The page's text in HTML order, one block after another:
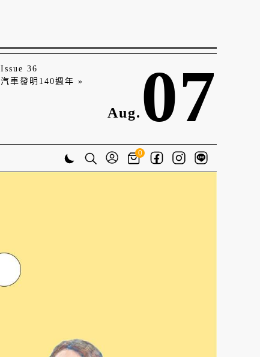
Issue 36
汽車發明140週年 »
Aug. 07
0